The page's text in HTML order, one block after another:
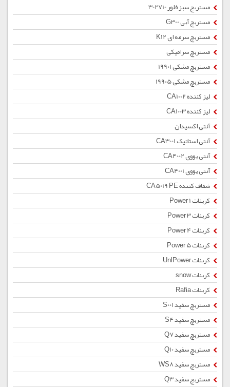
مستربچ سبز فلور 302710
مستربچ آبی G300
مستربچ سرمه ای K12
مستربچ سرامیکی
مستربچ مشکی 19901
مستربچ مشکی 19905
لیز کننده CA1002
لیز کننده CA1003
آنتی اکسیدان
آنتی استاتیک CA3001
آنتی یووی CA4002
آنتی یووی CA4001
شفاف کننده CA5019 PE
کربنات Power 1
کربنات Power 3
کربنات Power 4
کربنات Power 5
کربنات UnlPower
کربنات snow
کربنات Rafia
مستربچ سفید S001
مستربچ سفید S4
مستربچ سفید Q7
مستربچ سفید Q10
مستربچ سفید WS8
مستربچ سفید Q3